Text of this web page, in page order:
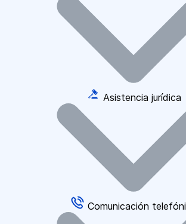
Asistencia jurídica
Comunicación